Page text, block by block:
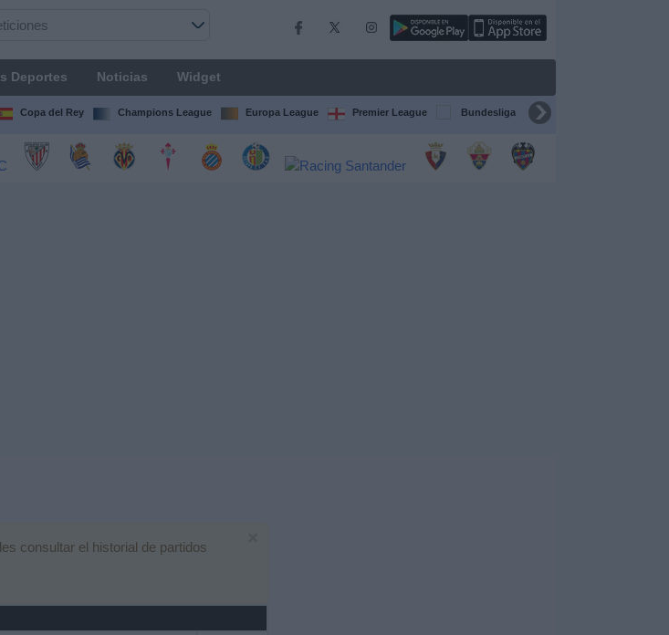
Deportes Noticias Widget
Copa del Rey Champions League Europa League Premier League Bundesliga Supercopa de España
consultar el historial de partidos